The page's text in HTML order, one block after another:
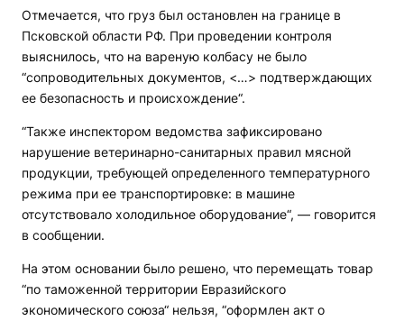
Отмечается, что груз был остановлен на границе в
Псковской области РФ. При проведении контроля
выяснилось, что на вареную колбасу не было
“сопроводительных документов, <…> подтверждающих
ее безопасность и происхождение“.
“Также инспектором ведомства зафиксировано
нарушение ветеринарно-санитарных правил мясной
продукции, требующей определенного температурного
режима при ее транспортировке: в машине
отсутствовало холодильное оборудование“, — говорится
в сообщении.
На этом основании было решено, что перемещать товар
“по таможенной территории Евразийского
экономического союза“ нельзя, “оформлен акт о